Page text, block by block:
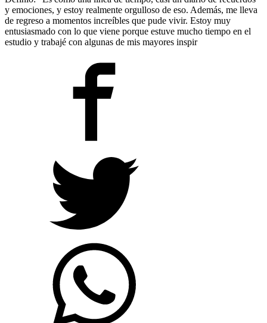
y emociones, y estoy realmente orgulloso de eso. Además, me lleva
de regreso a momentos increíbles que pude vivir. Estoy muy
entusiasmado con lo que viene porque estuve mucho tiempo en el
estudio y trabajé con algunas de mis mayores inspir